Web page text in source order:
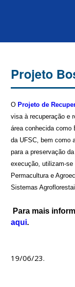
Projeto
O Projeto de
visa à recuperação e
área conhecida como
da UFSC, bem como
para a preservação
execução, utilizam-
Permacultura e
Sistemas
Para mais
aqui.
19/06/23.